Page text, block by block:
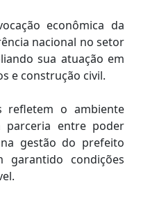
econômica da
nacional no setor
sua atuação em
e construção civil.
refletem o ambiente
parceria entre poder
gestão do prefeito
garantido condições